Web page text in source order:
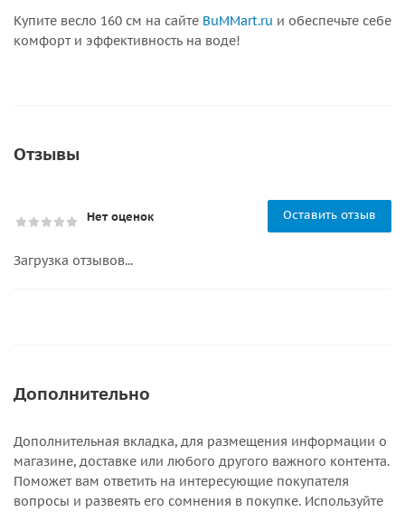
Купите весло 160 см на сайте BuMMart.ru и обеспечьте себе
комфорт и эффективность на воде!
Отзывы
Нет оценок Оставить отзыв
Загрузка отзывов...
Дополнительно
Дополнительная вкладка, для размещения информации о
магазине, доставке или любого другого важного контента.
Поможет вам ответить на интересующие покупателя
вопросы и развеять его сомнения в покупке. Используйте